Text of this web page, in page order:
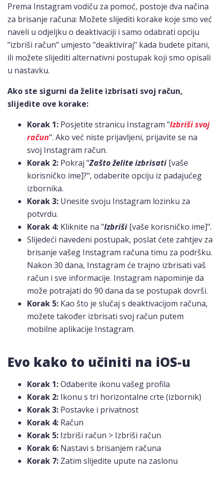
Prema Instagram vodiču za pomoć, postoje dva načina
za brisanje računa: Možete slijediti korake koje smo već
naveli u odjeljku o deaktivaciji i samo odabrati opciju
"izbriši račun" umjesto "deaktiviraj" kada budete pitani,
ili možete slijediti alternativni postupak koji smo opisali
u nastavku.
Ako ste sigurni da želite izbrisati svoj račun,
slijedite ove korake:
Korak 1: Posjetite stranicu Instagram "Izbriši svoj
račun". Ako već niste prijavljeni, prijavite se na
svoj Instagram račun.
Korak 2: Pokraj "Zašto želite izbrisati [vaše
korisničko ime]?", odaberite opciju iz padajućeg
izbornika.
Korak 3: Unesite svoju Instagram lozinku za
potvrdu.
Korak 4: Kliknite na "Izbriši [vaše korisničko ime]".
Slijedeći navedeni postupak, poslat ćete zahtjev za
brisanje vašeg Instagram računa timu za podršku.
Nakon 30 dana, Instagram će trajno izbrisati vaš
račun i sve informacije. Instagram napominje da
može potrajati do 90 dana da se postupak dovrši.
Korak 5: Kao što je slučaj s deaktivacijom računa,
možete također izbrisati svoj račun putem
mobilne aplikacije Instagram.
Evo kako to učiniti na iOS-u
Korak 1:Odaberite ikonu vašeg profila
Korak 2: Ikonu s tri horizontalne crte (izbornik)
Korak 3: Postavke i privatnost
Korak 4: Račun
Korak 5: Izbriši račun > Izbriši račun
Korak 6: Nastavi s brisanjem računa
Korak 7: Zatim slijedite upute na zaslonu